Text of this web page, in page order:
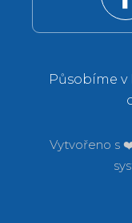
Působíme v
Vytvořeno s